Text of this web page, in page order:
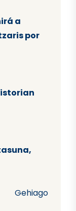
a
por
Gehiago